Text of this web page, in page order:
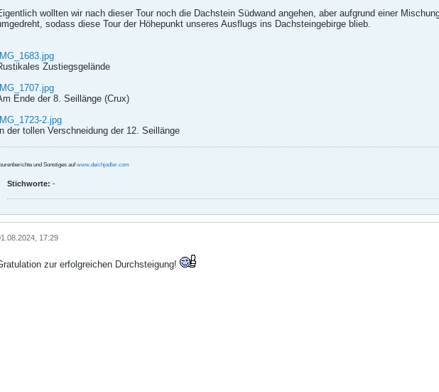
wollten wir nach dieser Tour noch die Dachstein Südwand angehen, aber aufgrund einer
sodass diese Tour der Höhepunkt unseres Ausflugs ins Dachsteingebirge blieb.
IMG_1683.jpg
Zustiegsgelände
IMG_1707.jpg
Ende der 8. Seillänge (Crux)
IMG_1723-2.jpg
In der tollen Verschneidung der 12. Seillänge
und Sonstiges aufwww.deichjodler.com
Stichworte: -
17:29
zur erfolgreichen Durchsteigung!